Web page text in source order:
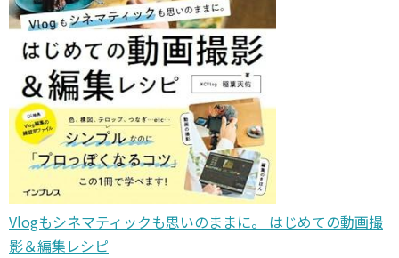
Vlogもシネマティックも思いのままに。 はじめての動画撮
影＆編集レシピ